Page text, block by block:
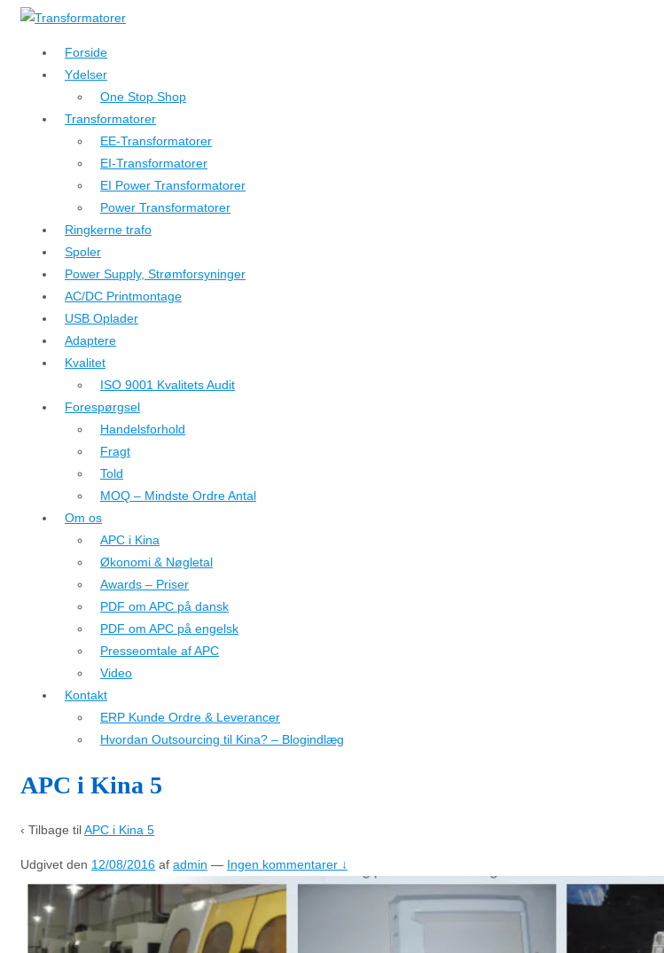
↓
hovedindhold
Forside
Ydelser
One Stop Shop
Transformatorer
EE-Transformatorer
EI-Transformatorer
EI Power Transformatorer
Power Transformatorer
Ringkerne trafo
Spoler
Power Supply, Strømforsyninger
AC/DC Printmontage
USB Oplader
Adaptere
Kvalitet
ISO 9001 Kvalitets Audit
Forespørgsel
Handelsforhold
Fragt
Told
MOQ – Mindste Ordre Antal
Om os
APC i Kina
Økonomi & Nøgletal
Awards – Priser
PDF om APC på dansk
PDF om APC på engelsk
Presseomtale af APC
Video
Kontakt
ERP Kunde Ordre & Leverancer
Hvordan Outsourcing til Kina? – Blogindlæg
APC i Kina 5
‹ Tilbage tilAPC i Kina 5
Udgivet den 12/08/2016 af admin — Ingen kommentarer ↓